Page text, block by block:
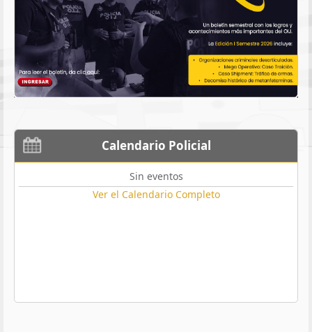
Calendario Policial
Sin eventos
Ver el Calendario Completo